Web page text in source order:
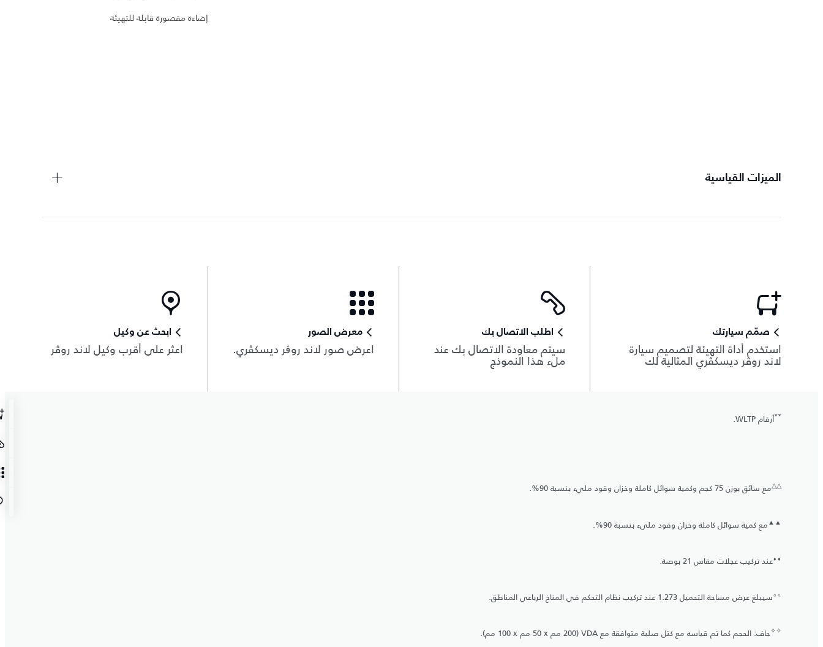
إضاءة مقصورة قابلة للتهيئة
الميزات القياسية
صمّم سيارتك
استخدم أداة التهيئة لتصميم سيارة
لاند روڤر ديسكڤري المثالية لك
اطلب الاتصال بك
سيتم معاودة الاتصال بك عند
ملء هذا النموذج
معرض الصور
اعرض صور لاند روڨر ديسكڤري.
ابحث عن وكيل
اعثر على أقرب وكيل لاند روڤر
**أرقام WLTP.
△
△مع سائق بوزن 75 كجم وكمية سوائل كاملة وخزان وقود مليء بنسبة 90%.
▲
▲مع كمية سوائل كاملة وخزان وقود مليء بنسبة 90%.
⬧
⬧عند تركيب عجلات مقاس 21 بوصة.
⬨
⬨سيبلغ عرض مساحة التحميل 1.273 عند تركيب نظام التحكم في المناخ الرباعي المناطق.
✧
✧جاف: الحجم كما تم قياسه مع كتل صلبة متوافقة مع VDA (‏200 مم x ‏50 مم x ‏100 مم).